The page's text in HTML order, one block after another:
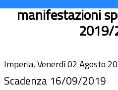
manifestazioni
2019/
Imperia, Venerdì 02 Agosto
Scadenza 16/09/2019